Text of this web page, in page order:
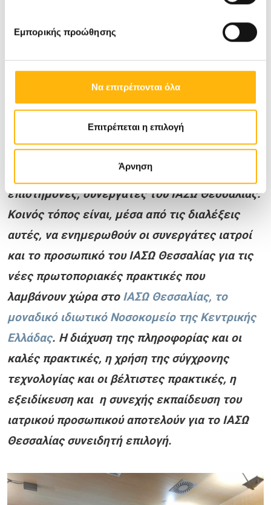
Εμπορικής προώθησης
Να επιτρέπονται όλα
Επιτρέπεται η επιλογή
Άρνηση
πολύωρων επεμβάσεων με απόλυτη ακρίβεια και
σταθερότητα.
Στο πλαίσιο του προγράμματος των
επιστημονικών εκδηλώσεων για το
ακαδημαϊκό έτος 2023 – 2024, θα
παρουσιαστούν επίκαιρα ιατρικά θέματα που
αφορούν σε όλο το φάσμα του τομέα της
Ιατρικής, με ομιλητές καταξιωμένους
επιστήμονες, συνεργάτες του ΙΑΣΩ Θεσσαλίας.
Κοινός τόπος είναι, μέσα από τις διαλέξεις
αυτές, να ενημερωθούν οι συνεργάτες ιατροί
και το προσωπικό του ΙΑΣΩ Θεσσαλίας για τις
νέες πρωτοποριακές πρακτικές που
λαμβάνουν χώρα στο ΙΑΣΩ Θεσσαλίας, το
μοναδικό ιδιωτικό Νοσοκομείο της Κεντρικής
Ελλάδας. Η διάχυση της πληροφορίας και οι
καλές πρακτικές, η χρήση της σύγχρονης
τεχνολογίας και οι βέλτιστες πρακτικές, η
εξειδίκευση και η συνεχής εκπαίδευση του
ιατρικού προσωπικού αποτελούν για το ΙΑΣΩ
Θεσσαλίας συνειδητή επιλογή.